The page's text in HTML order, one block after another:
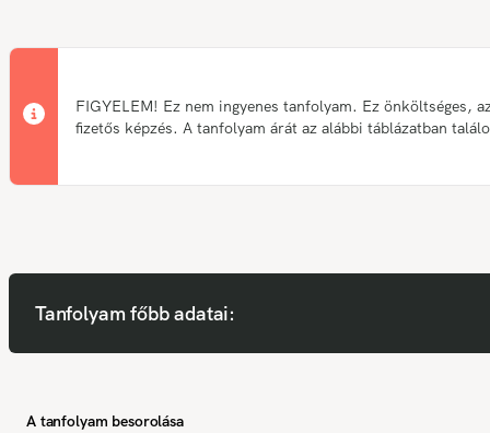
FIGYELEM! Ez nem ingyenes tanfolyam. Ez önköltséges,
fizetős képzés. A tanfolyam árát az alábbi táblázatban
Tanfolyam főbb adatai:
A tanfolyam besorolása